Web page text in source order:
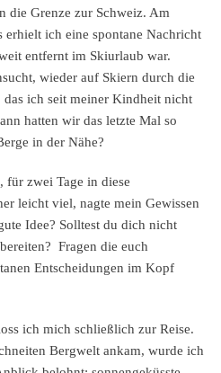
die Grenze zur Schweiz. Am
erhielt ich eine spontane Nachricht
entfernt im Skiurlaub war.
wieder auf Skiern durch die
ich seit meiner Kindheit nicht
hatten wir das letzte Mal so
in der Nähe?
für zwei Tage in diese
leicht viel, nagte mein Gewissen
Idee? Solltest du dich nicht
Fragen die euch
Entscheidungen im Kopf
ich mich schließlich zur Reise.
Bergwelt ankam, wurde ich